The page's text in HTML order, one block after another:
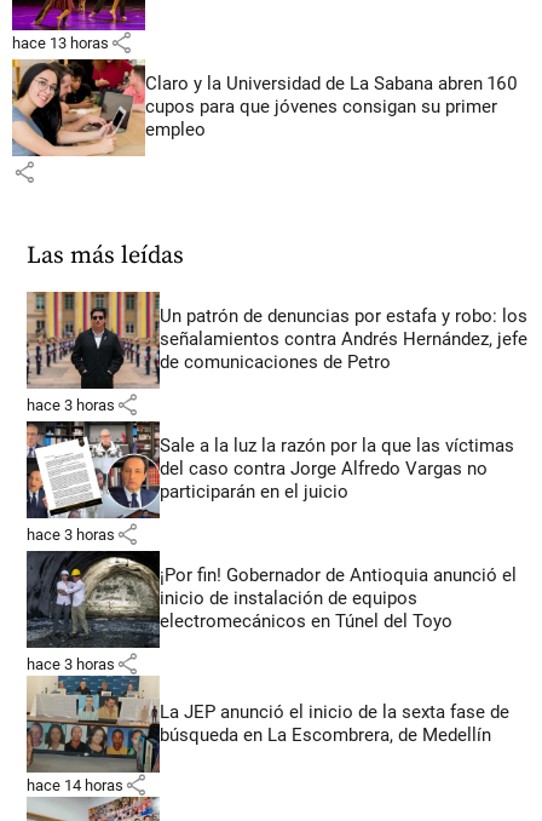
hace 13 horas share
Claro y la Universidad de La Sabana abren 160
cupos para que jóvenes consigan su primer
empleo
share
Las más leídas
Un patrón de denuncias por estafa y robo: los
señalamientos contra Andrés Hernández, jefe
de comunicaciones de Petro
hace 3 horas share
Sale a la luz la razón por la que las víctimas
del caso contra Jorge Alfredo Vargas no
participarán en el juicio
hace 3 horas share
¡Por fin! Gobernador de Antioquia anunció el
inicio de instalación de equipos
electromecánicos en Túnel del Toyo
hace 3 horas share
La JEP anunció el inicio de la sexta fase de
búsqueda en La Escombrera, de Medellín
hace 14 horas share